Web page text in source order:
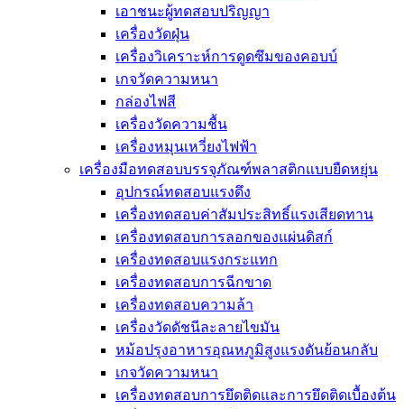
เอาชนะผู้ทดสอบปริญญา
เครื่องวัดฝุ่น
เครื่องวิเคราะห์การดูดซึมของคอบบ์
เกจวัดความหนา
กล่องไฟสี
เครื่องวัดความชื้น
เครื่องหมุนเหวี่ยงไฟฟ้า
เครื่องมือทดสอบบรรจุภัณฑ์พลาสติกแบบยืดหยุ่น
อุปกรณ์ทดสอบแรงดึง
เครื่องทดสอบค่าสัมประสิทธิ์แรงเสียดทาน
เครื่องทดสอบการลอกของแผ่นดิสก์
เครื่องทดสอบแรงกระแทก
เครื่องทดสอบการฉีกขาด
เครื่องทดสอบความล้า
เครื่องวัดดัชนีละลายไขมัน
หม้อปรุงอาหารอุณหภูมิสูงแรงดันย้อนกลับ
เกจวัดความหนา
เครื่องทดสอบการยึดติดและการยึดติดเบื้องต้น